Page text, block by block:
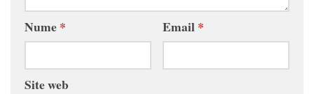
Nume* Email*
Site web